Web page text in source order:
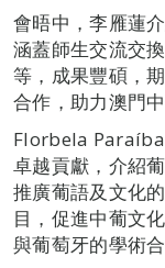
會晤中，李雁蓮
涵蓋師生交流交
等，成果豐碩，
合作，助力澳門
Florbela Paraíba
卓越貢獻，介紹
推廣葡語及文化
目，促進中葡文
與葡萄牙的學術